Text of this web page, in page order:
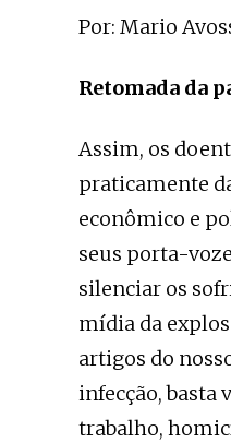
Por: Mario
Retomada da
Assim, os
praticamente
econômico e
seus porta-
silenciar os
mídia da
artigos do
infecção, basta
trabalho,